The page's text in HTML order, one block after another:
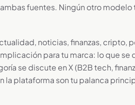
fuentes. Ningún otro modelo
noticias, finanzas, cripto,
para tu marca: lo que se
se discute en X (B2B tech,
la plataforma son tu palanca